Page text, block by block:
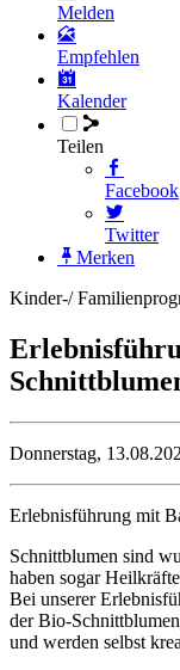
Melden
Empfehlen
Kalender
Teilen
Facebook
Twitter
Merken
Kinder-/
Donnerstag,
Erlebnisführung mit
Schnittblumen sind
haben sogar
Bei unserer
der Bio-
und werden selbst